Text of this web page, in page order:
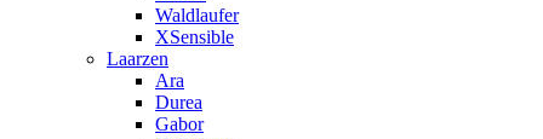
Waldlaufer
XSensible
Laarzen
Ara
Durea
Gabor